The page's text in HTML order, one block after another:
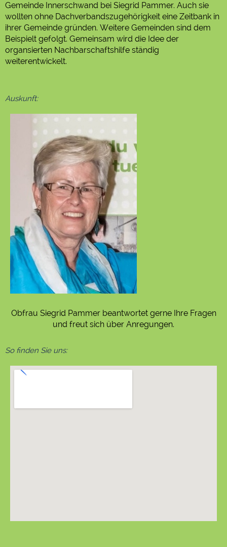
Gemeinde Innerschwand bei Siegrid Pammer. Auch sie
wollten ohne Dachverbandszugehörigkeit eine Zeitbank in
ihrer Gemeinde gründen. Weitere Gemeinden sind dem
Beispielt gefolgt. Gemeinsam wird die Idee der
organsierten Nachbarschaftshilfe ständig
weiterentwickelt.
Auskunft:
Obfrau Siegrid Pammer beantwortet gerne Ihre Fragen
und freut sich über Anregungen.
So finden Sie uns: